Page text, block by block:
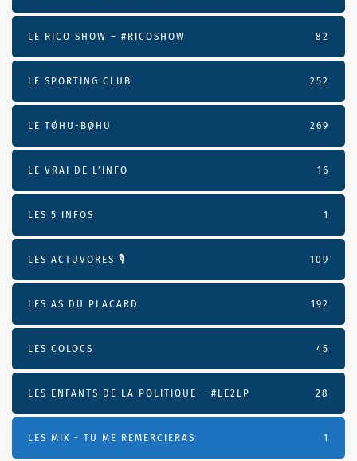
LE RICO SHOW – #RICOSHOW 82
LE SPORTING CLUB 252
LE TØHU-BØHU 269
LE VRAI DE L’INFO 16
LES 5 INFOS 1
LES ACTUVORES 🎙 109
LES AS DU PLACARD 192
LES COLOCS 45
LES ENFANTS DE LA POLITIQUE – #LE2LP 28
LES MIX - TU ME REMERCIERAS 1